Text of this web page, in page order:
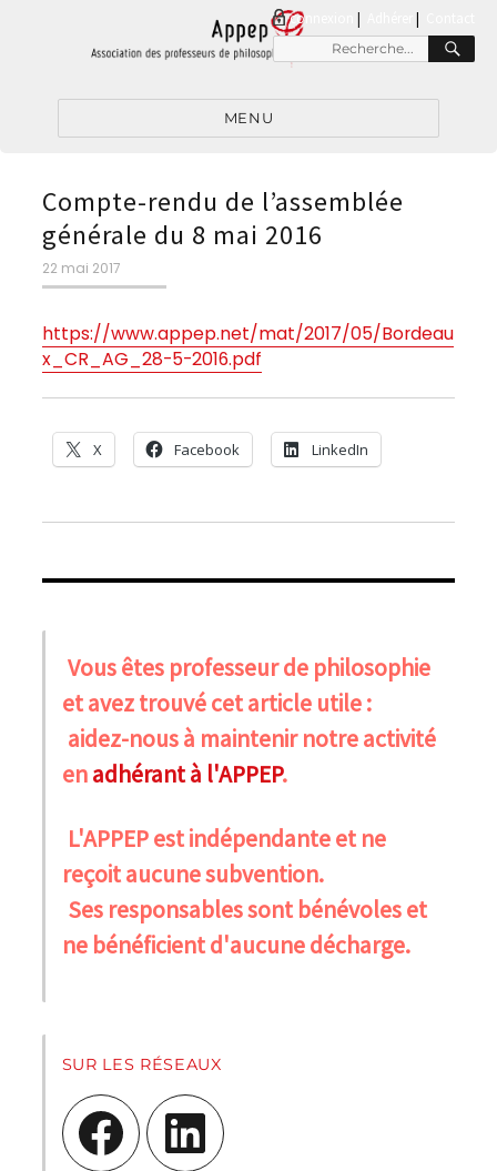
connexion |
Recherche
pour
MENU
Compte-rendu de l’assemblée
générale du 8 mai 2016
Publié
le
22 mai 2017
https://www.appep.net/mat/2017/05/Bordeau
x_CR_AG_28-5-2016.pdf
X Facebook LinkedIn
Vous êtes professeur de philosophie
et avez trouvé cet article utile :
aidez-nous à maintenir notre activité
enadhérant à l'APPEP.
L'APPEP est indépendante et ne
reçoit aucune subvention.
Ses responsables sont bénévoles et
ne bénéficient d'aucune décharge.
SUR LES RÉSEAUX
Facebook LinkedIn